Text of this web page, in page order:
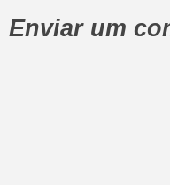
Enviar um